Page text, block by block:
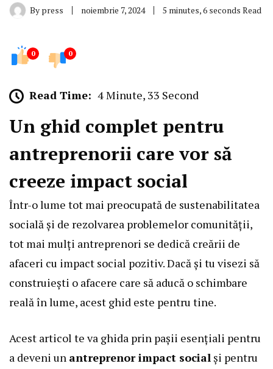
By press noiembrie 7, 2024 5 minutes, 6 seconds Read
0 0
Read Time: 4 Minute, 33 Second
Un ghid complet pentru
antreprenorii care vor să
creeze impact social
Într-o lume tot mai preocupată de sustenabilitatea
socială și de rezolvarea problemelor comunității,
tot mai mulți antreprenori se dedică creării de
afaceri cu impact social pozitiv. Dacă și tu visezi să
construiești o afacere care să aducă o schimbare
reală în lume, acest ghid este pentru tine.
Acest articol te va ghida prin pașii esențiali pentru
a deveni un antreprenor impact social și pentru